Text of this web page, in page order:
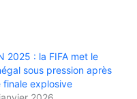
2025 : la FIFA met le
sous pression après
finale explosive